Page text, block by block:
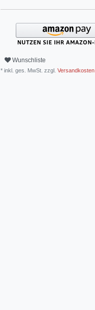
Wunschliste
* inkl. ges. MwSt. zzgl. Versandkosten